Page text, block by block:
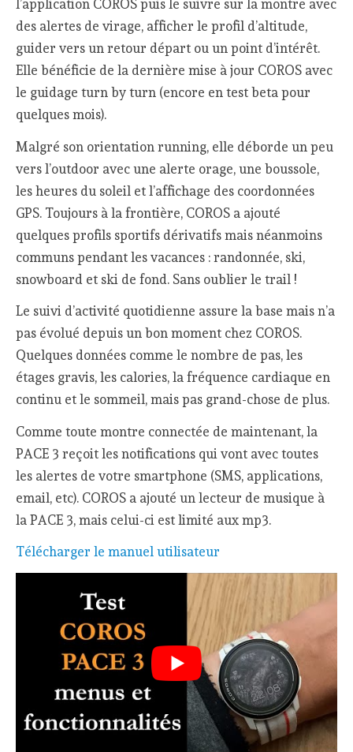
l’application COROS puis le suivre sur la montre avec
des alertes de virage, afficher le profil d’altitude,
guider vers un retour départ ou un point d’intérêt.
Elle bénéficie de la dernière mise à jour COROS avec
le guidage turn by turn (encore en test beta pour
quelques mois).
Malgré son orientation running, elle déborde un peu
vers l’outdoor avec une alerte orage, une boussole,
les heures du soleil et l’affichage des coordonnées
GPS. Toujours à la frontière, COROS a ajouté
quelques profils sportifs dérivatifs mais néanmoins
communs pendant les vacances : randonnée, ski,
snowboard et ski de fond. Sans oublier le trail !
Le suivi d’activité quotidienne assure la base mais n’a
pas évolué depuis un bon moment chez COROS.
Quelques données comme le nombre de pas, les
étages gravis, les calories, la fréquence cardiaque en
continu et le sommeil, mais pas grand-chose de plus.
Comme toute montre connectée de maintenant, la
PACE 3 reçoit les notifications qui vont avec toutes
les alertes de votre smartphone (SMS, applications,
email, etc). COROS a ajouté un lecteur de musique à
la PACE 3, mais celui-ci est limité aux mp3.
Télécharger le manuel utilisateur